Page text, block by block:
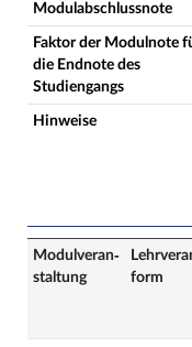
Modulabschlussnote
Faktor der Modulnote
die Endnote des
Studiengangs
Hinweise
Modulveran­
staltung
form